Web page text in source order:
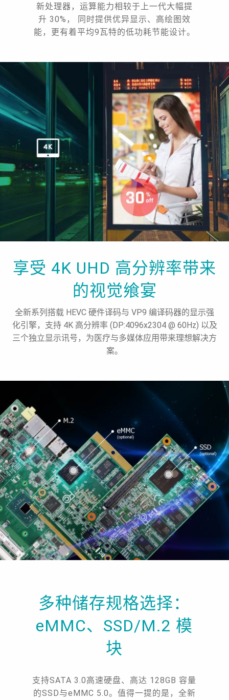
新处理器，运算能力相较于上一代大幅提
升 30%， 同时提供优异显示、高绘图效
能，更有着平均9瓦特的低功耗节能设计。
享受 4K UHD 高分辨率带来
的视觉飨宴
全新系列搭载 HEVC 硬件译码与 VP9 编译码器的显示强
化引擎，支持 4K 高分辨率 (DP:4096x2304 @ 60Hz) 以及
三个独立显示讯号，为医疗与多媒体应用带来理想解决方
案。
多种储存规格选择：
eMMC、SSD/M.2 模
块
支持SATA 3.0高速硬盘、高达 128GB 容量
的SSD与eMMC 5.0。值得一提的是，全新